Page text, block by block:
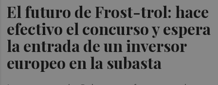
El futuro de Frost-trol: hace
efectivo el concurso y espera
la entrada de un inversor
europeo en la subasta